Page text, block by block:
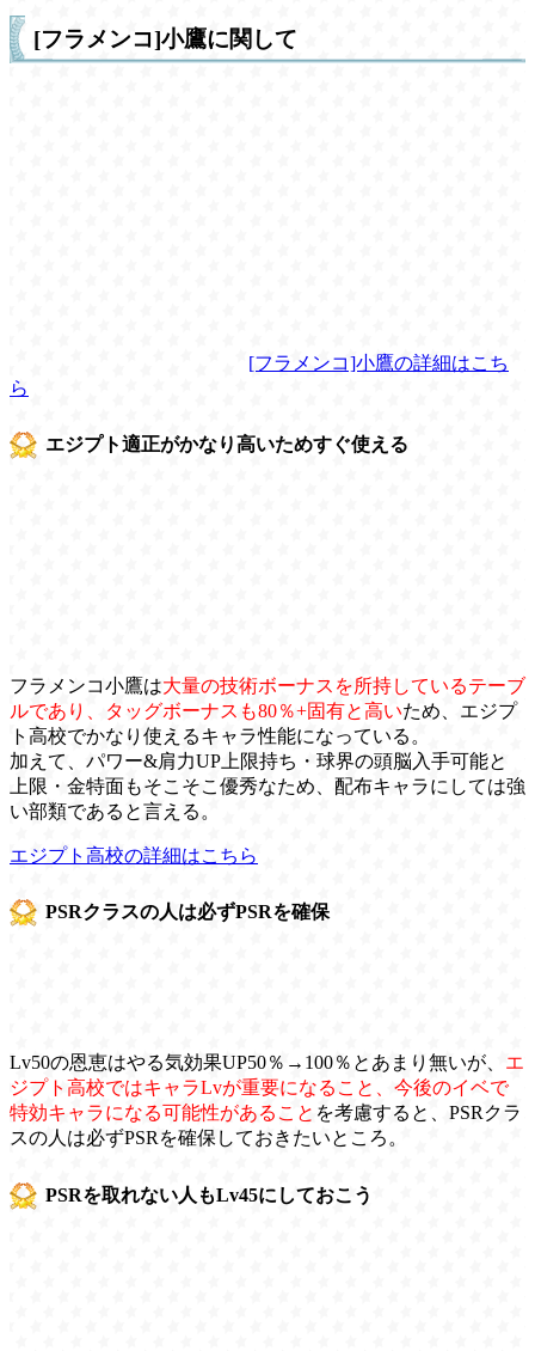
[フラメンコ]小鷹に関して
[フラメンコ]小鷹の詳細はこち
ら
エジプト適正がかなり高いためすぐ使える
フラメンコ小鷹は大量の技術ボーナスを所持しているテーブ
ルであり、タッグボーナスも80％+固有と高いため、エジプ
ト高校でかなり使えるキャラ性能になっている。
加えて、パワー&肩力UP上限持ち・球界の頭脳入手可能と
上限・金特面もそこそこ優秀なため、配布キャラにしては強
い部類であると言える。
エジプト高校の詳細はこちら
PSRクラスの人は必ずPSRを確保
Lv50の恩恵はやる気効果UP50％→100％とあまり無いが、 エ
ジプト高校ではキャラLvが重要になること、今後のイベで
特効キャラになる可能性があること を考慮すると、PSRクラ
スの人は必ずPSRを確保しておきたいところ。
PSRを取れない人もLv45にしておこう